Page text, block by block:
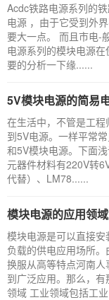
Acdc铁路电源系列的
电源 ，由于它受到外
要大一点。 而且市电-
电源系列的模块电源
要的分析一下缘......
5V模块电源的简易
在生活中，不管是工
到5V电源。一样平常
和5V模块电源。下面
元器件材料有220V转
代替）、LM78......
模块电源的应用领
模块电源是可以直接
负载的供电应用场所
换服从高等特点河南
到广泛应用。那么，
领域 工业领域包括工